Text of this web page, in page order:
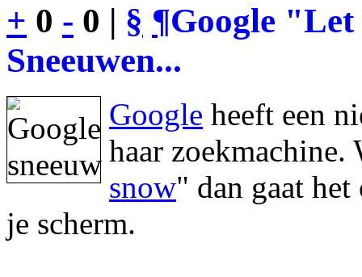
+ 0 - 0 | § ¶Google
Sneeuwen...
Google heeft een
haar zoekmachine.
snow" dan gaat
je scherm.